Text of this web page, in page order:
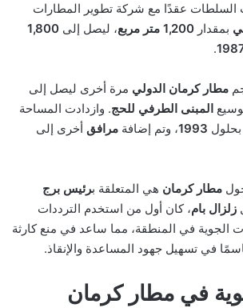
السلطات عقدًا مع شركة تطوير المطارات
بمقدار 1,200 متر مربع ، ليصل إلى 1,800
.
مطار كرمان الدولي مرة أخرى ليصل إلى
المبنى الطرفي للحج. وازدادت المساحة
بحلول 1993، وتم إضافة مرافق أخرى إلى
مطار كرمان هي المتعلقة برئيس برج
زلزال بام، كان أول من استخدم الترددات
الجوية في المنطقة، مما ساعد في منع كارثة
في تسهيل جهود المساعدة والإنقاذ.
في مطار كرمان